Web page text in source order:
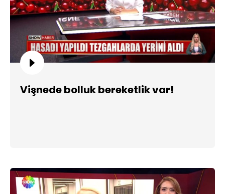
Vişnede bolluk bereketlik var!